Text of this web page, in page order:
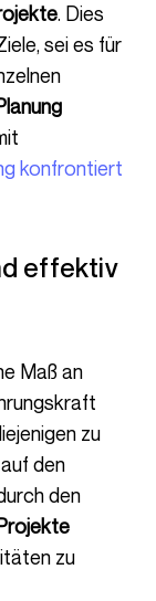
. Dies
sei es für
konfrontiert
Maß an
zu
den
den
zu